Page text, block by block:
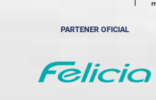
PARTENER OFICIAL